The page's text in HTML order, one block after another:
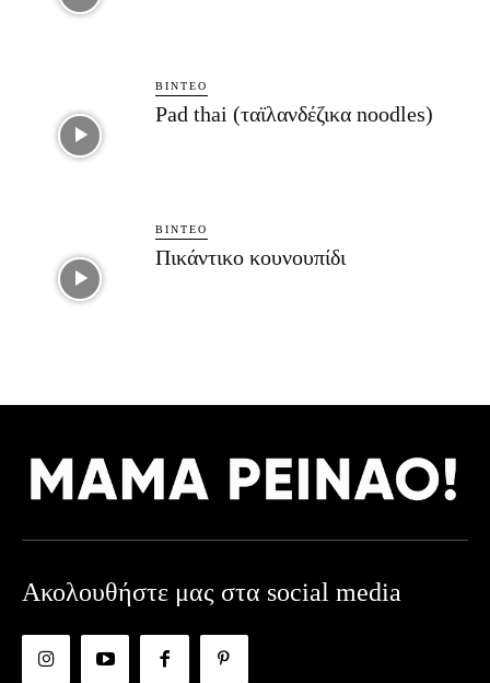
ΒΊΝΤΕΟ
Pad thai (ταϊλανδέζικα noodles)
ΒΊΝΤΕΟ
Πικάντικο κουνουπίδι
Ακολουθήστε μας στα social media